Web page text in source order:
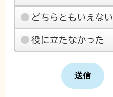
どちらともいえない
役に立たなかった